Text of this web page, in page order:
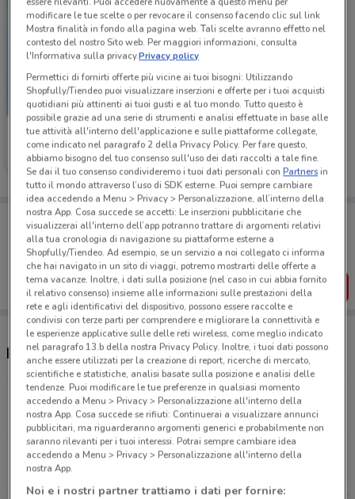
Supermercati Emark
Scade il 15/08 6.3 km
Porta DoveConviene sempre con te!
Puoi trovare le migliori offerte dei negozi vicino a te,
salvarle e creare la tua lista del risparmio, comodamente
dal tuo cellulare.
SCARICA L’APP
Negozi Supermercati Emark nelle vicinanze
Via Acquafredda, 174 Roma
6.3 km
CHIUSO
Via Della Pisana, 475 Roma
9.5 km
modificare le tue scelte o per revocare il consenso facendo clic sul link
Mostra finalità in fondo alla pagina web. Tali scelte avranno effetto nel
contesto del nostro Sito web. Per maggiori informazioni, consulta
l'Informativa sulla privacy.Privacy policy
Permettici di fornirti offerte più vicine ai tuoi bisogni: Utilizzando
Shopfully/Tiendeo puoi visualizzare inserzioni e offerte per i tuoi acquisti
quotidiani più attinenti ai tuoi gusti e al tuo mondo. Tutto questo è
possibile grazie ad una serie di strumenti e analisi effettuate in base alle
tue attività all'interno dell'applicazione e sulle piattaforme collegate,
come indicato nel paragrafo 2 della Privacy Policy. Per fare questo,
abbiamo bisogno del tuo consenso sull'uso dei dati raccolti a tale fine.
Se dai il tuo consenso condivideremo i tuoi dati personali conPartnersin
tutto il mondo attraverso l’uso di SDK esterne. Puoi sempre cambiare
idea accedendo a Menu > Privacy > Personalizzazione, all’interno della
nostra App. Cosa succede se accetti: Le inserzioni pubblicitarie che
visualizzerai all'interno dell’app potranno trattare di argomenti relativi
alla tua cronologia di navigazione su piattaforme esterne a
Shopfully/Tiendeo. Ad esempio, se un servizio a noi collegato ci informa
che hai navigato in un sito di viaggi, potremo mostrarti delle offerte a
tema vacanze. Inoltre, i dati sulla posizione (nel caso in cui abbia fornito
il relativo consenso) insieme alle informazioni sulle prestazioni della
rete e agli identificativi del dispositivo, possono essere raccolte e
condivisi con terze parti per comprendere e migliorare la connettività e
le esperienze applicative sulle delle reti wireless, come meglio indicato
nel paragrafo 13.b della nostra Privacy Policy. Inoltre, i tuoi dati possono
anche essere utilizzati per la creazione di report, ricerche di mercato,
scientifiche e statistiche, analisi basate sulla posizione e analisi delle
tendenze. Puoi modificare le tue preferenze in qualsiasi momento
accedendo a Menu > Privacy > Personalizzazione all'interno della
nostra App. Cosa succede se rifiuti: Continuerai a visualizzare annunci
pubblicitari, ma riguarderanno argomenti generici e probabilmente non
saranno rilevanti per i tuoi interessi. Potrai sempre cambiare idea
accedendo a Menu > Privacy > Personalizzazione all'interno della
nostra App.
Noi e i nostri partner trattiamo i dati per fornire: